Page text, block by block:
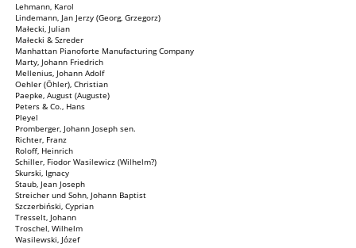
Lehmann, Karol
Lindemann, Jan Jerzy (Georg, Grzegorz)
Małecki, Julian
Małecki & Szreder
Manhattan Pianoforte Manufacturing Company
Marty, Johann Friedrich
Mellenius, Johann Adolf
Oehler (Öhler), Christian
Paepke, August (Auguste)
Peters & Co., Hans
Pleyel
Promberger, Johann Joseph sen.
Richter, Franz
Roloff, Heinrich
Schiller, Fiodor Wasilewicz (Wilhelm?)
Skurski, Ignacy
Staub, Jean Joseph
Streicher und Sohn, Johann Baptist
Szczerbiński, Cyprian
Tresselt, Johann
Troschel, Wilhelm
Wasilewski, Józef